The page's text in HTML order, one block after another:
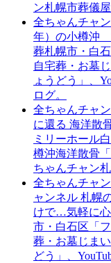
ン札幌市葬儀
全ちゃんチャ
年）の小樽沖
葬札幌市・白
自宅葬・お墓
ょうどう」、
ログ。
全ちゃんチャ
に還る 海洋散
ミリーホール
樽沖海洋散骨
ちゃんチャン
全ちゃんチャ
ャンネル 札幌
けで…気軽に
市・白石区「
葬・お墓じま
どう」、